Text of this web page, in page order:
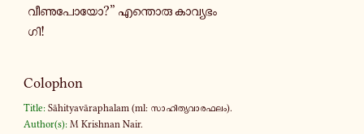
വീ­ണു­പോ­യോ?” എ­ന്തൊ­രു കാ­വ്യ­ഭം­
ഗി!
Colophon
Title: Sāhityavāraphalam (ml: സാ­ഹി­ത്യ­വാ­ര­ഫ­ലം).
Author(s): M Krishnan Nair.